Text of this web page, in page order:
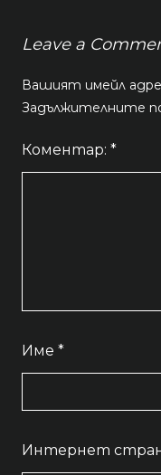
Leave a
Вашият имейл
Задължителните
Коментар: *
Име *
Интернет